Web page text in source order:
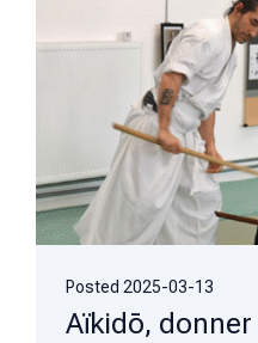
Posted 2025-03-13
Aïkidō,